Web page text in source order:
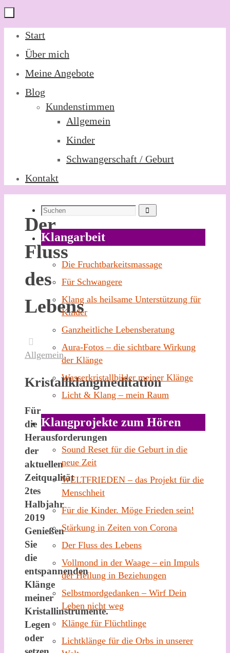
Zum
springen
Start
Über mich
Meine Angebote
Blog
Kundenstimmen
Allgemein
Kinder
Schwangerschaft / Geburt
Kontakt
Der
Fluss
des
Lebens
Allgemein
Kristallklangmeditation
Für
die
Herausforderungen
der
aktuellen
Zeitqualität
2tes
Halbjahr
2019
Genießen
Sie
die
entspannenden
Klänge
meiner
Kristallinstrumente.
Legen
oder
Suchen
nach:
Suchen
Klangarbeit
Die Fruchtbarkeitsmassage
Für Schwangere
Klang als heilsame Unterstützung für
Kinder
Ganzheitliche Lebensberatung
Aura-Fotos – die sichtbare Wirkung
der Klänge
Wasserkristallbilder meiner Klänge
Licht & Klang – mein Raum
Klangprojekte zum Hören
Sound Reset für die Geburt in die
neue Zeit
WELTFRIEDEN – das Projekt für die
Menschheit
Für die Kinder. Möge Frieden sein!
Stärkung in Zeiten von Corona
Der Fluss des Lebens
Vollmond in der Waage – ein Impuls
der Heilung in Beziehungen
Selbstmordgedanken – Wirf Dein
Leben nicht weg
Klänge für Flüchtlinge
Lichtklänge für die Orbs in unserer